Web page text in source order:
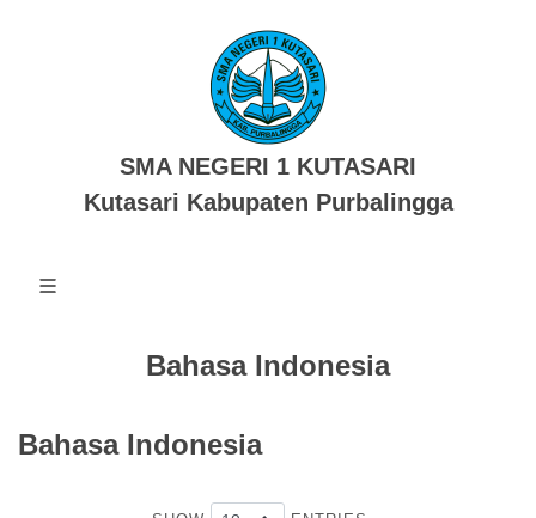
SMA NEGERI 1 KUTASARI
Kutasari Kabupaten Purbalingga
Bahasa Indonesia
Bahasa Indonesia